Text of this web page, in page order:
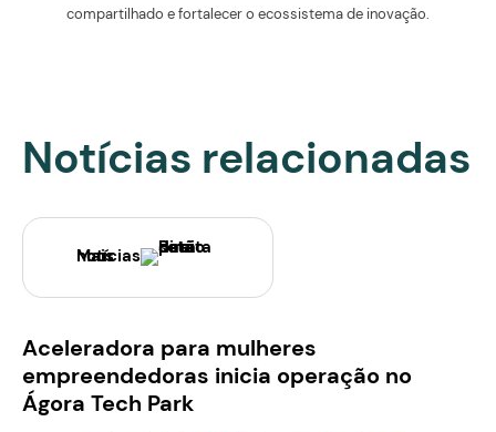
compartilhado e fortalecer o ecossistema de inovação.
Notícias relacionadas
Mais notícias
Aceleradora para mulheres
empreendedoras inicia operação no
Ágora Tech Park